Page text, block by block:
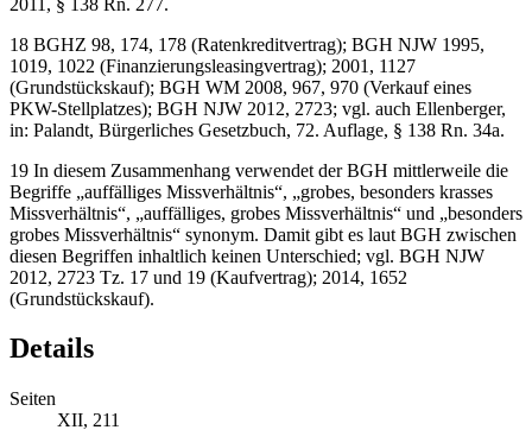
2011, § 138 Rn. 277.
18 BGHZ 98, 174, 178 (Ratenkreditvertrag); BGH NJW 1995,
1019, 1022 (Finanzierungsleasingvertrag); 2001, 1127
(Grundstückskauf); BGH WM 2008, 967, 970 (Verkauf eines
in: Palandt, Bürgerliches Gesetzbuch, 72. Auflage, § 138 Rn. 34a.
19 In diesem Zusammenhang verwendet der BGH mittlerweile die
Begriffe „auffälliges Missverhältnis“, „grobes, besonders krasses
Missverhältnis“, „auffälliges, grobes Missverhältnis“ und „besonders
grobes Missverhältnis“ synonym. Damit gibt es laut BGH zwischen
diesen Begriffen inhaltlich keinen Unterschied; vgl. BGH NJW
(Grundstückskauf).
Details